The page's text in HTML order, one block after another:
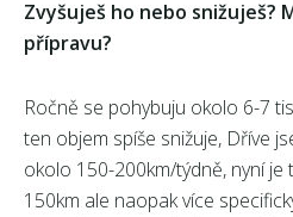
Zvyšuješ ho nebo snižuješ?
přípravu?
Ročně se pohybuju okolo 6-7
ten objem spíše snižuje, Dříve
okolo 150-200km/týdně, nyní
150km ale naopak více